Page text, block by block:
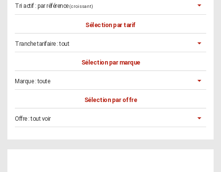
Tri actif : par référence (croissant)
Sélection par tarif
Tranche tarifaire :tout
Sélection par marque
Marque :toute
Sélection par offre
Offre :tout voir